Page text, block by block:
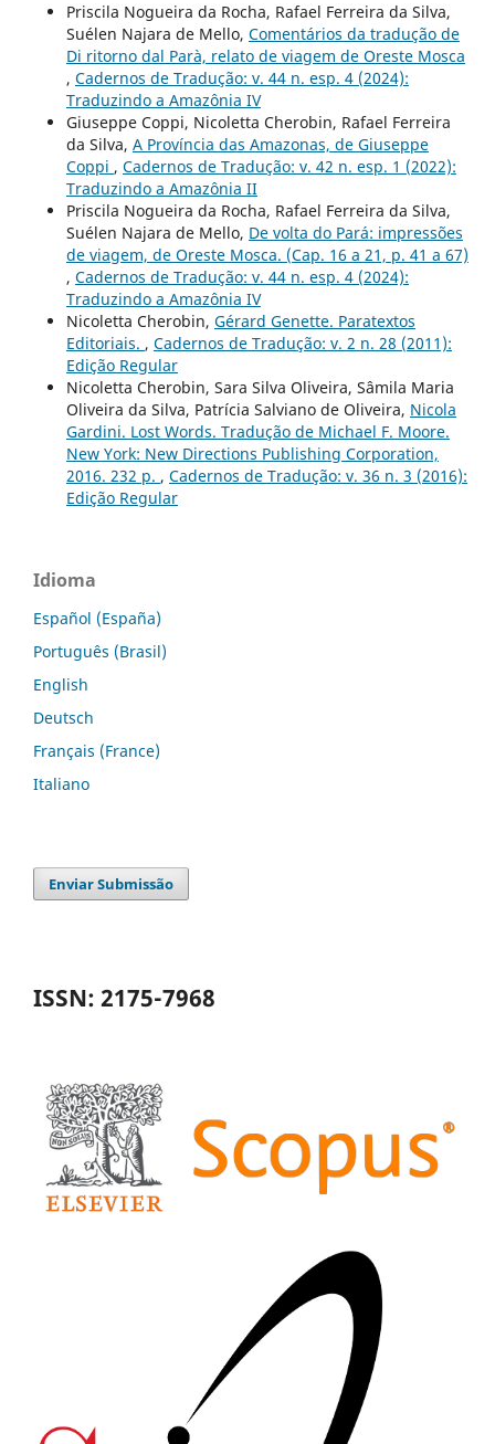
Priscila Nogueira da Rocha, Rafael Ferreira da Silva,
Suélen Najara de Mello, Comentários da tradução de
Di ritorno dal Parà, relato de viagem de Oreste Mosca
, Cadernos de Tradução: v. 44 n. esp. 4 (2024):
Traduzindo a Amazônia IV
Giuseppe Coppi, Nicoletta Cherobin, Rafael Ferreira
da Silva, A Província das Amazonas, de Giuseppe
Coppi , Cadernos de Tradução: v. 42 n. esp. 1 (2022):
Traduzindo a Amazônia II
Priscila Nogueira da Rocha, Rafael Ferreira da Silva,
Suélen Najara de Mello, De volta do Pará: impressões
de viagem, de Oreste Mosca. (Cap. 16 a 21, p. 41 a 67)
, Cadernos de Tradução: v. 44 n. esp. 4 (2024):
Traduzindo a Amazônia IV
Nicoletta Cherobin, Gérard Genette. Paratextos
Editoriais. , Cadernos de Tradução: v. 2 n. 28 (2011):
Edição Regular
Nicoletta Cherobin, Sara Silva Oliveira, Sâmila Maria
Oliveira da Silva, Patrícia Salviano de Oliveira, Nicola
Gardini. Lost Words. Tradução de Michael F. Moore.
New York: New Directions Publishing Corporation,
2016. 232 p. , Cadernos de Tradução: v. 36 n. 3 (2016):
Edição Regular
Idioma
Español (España)
Português (Brasil)
English
Deutsch
Français (France)
Italiano
Enviar Submissão
ISSN: 2175-7968